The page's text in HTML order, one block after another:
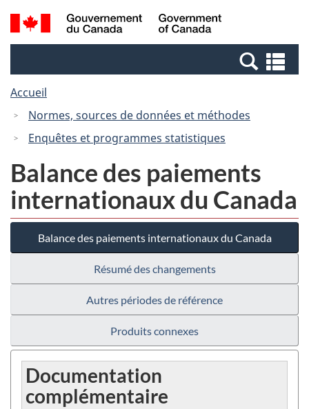
Passer
au
Passer
à
Canada
Recherche
et
et
Accueil
Normes, sources de données et méthodes
Enquêtes et programmes statistiques
Balance des paiements
internationaux du Canada
Balance des paiements internationaux du Canada
Résumé des changements
Autres périodes de référence
Produits connexes
Documentation
complémentaire